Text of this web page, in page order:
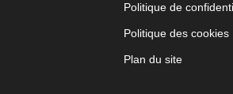
Politique de
Politique des cookies
Plan du site